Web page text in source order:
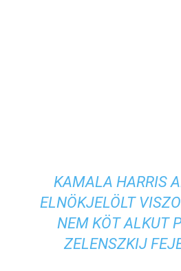
KAMALA HARRIS
ELNÖKJELÖLT
NEM KÖT ALKUT
ZELENSZKIJ